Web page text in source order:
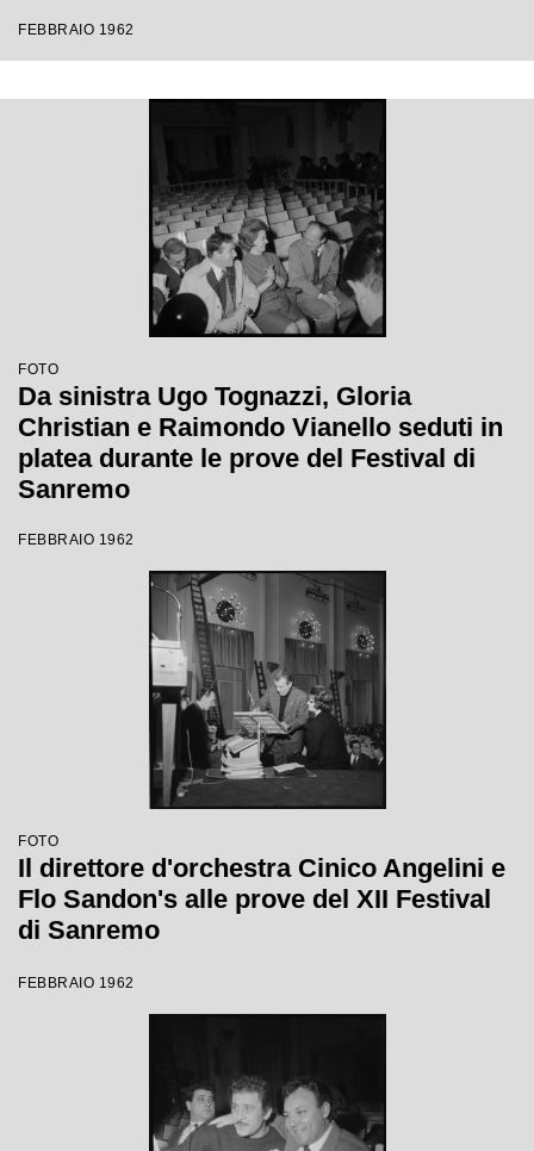
FEBBRAIO 1962
FOTO
Da sinistra Ugo Tognazzi, Gloria
Christian e Raimondo Vianello seduti in
platea durante le prove del Festival di
Sanremo
FEBBRAIO 1962
FOTO
Il direttore d'orchestra Cinico Angelini e
Flo Sandon's alle prove del XII Festival
di Sanremo
FEBBRAIO 1962